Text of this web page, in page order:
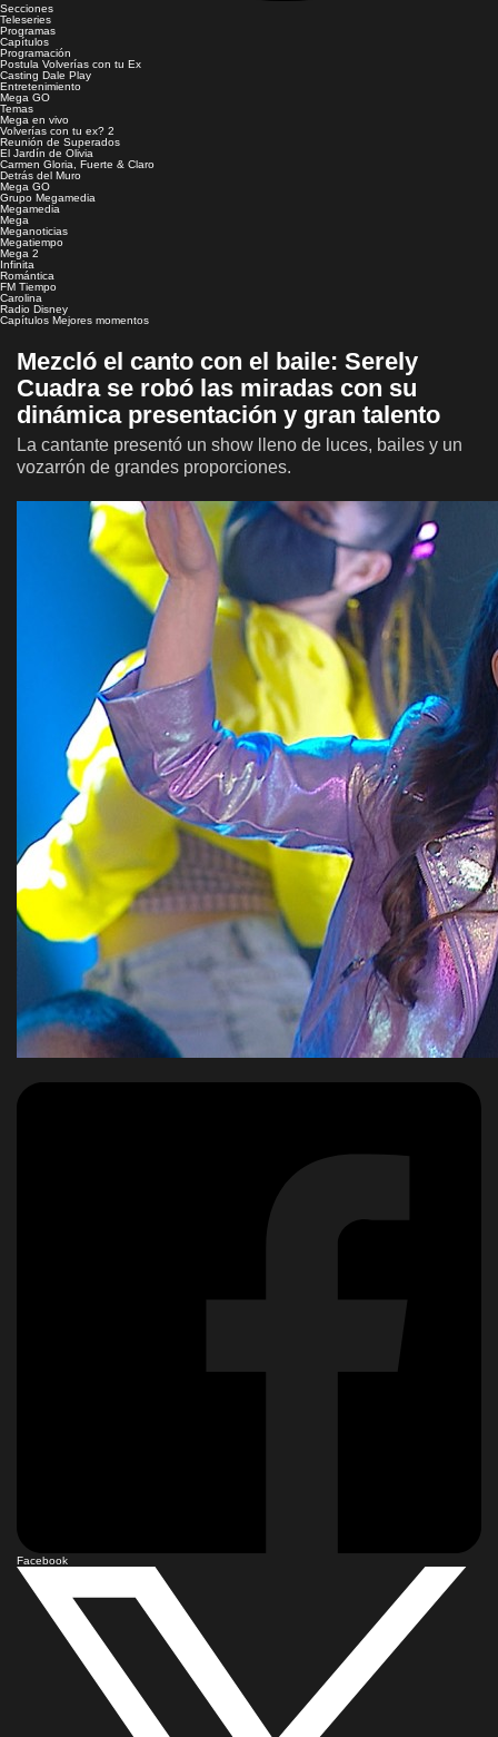
Secciones
Teleseries
Programas
Capítulos
Programación
Postula Volverías con tu Ex
Casting Dale Play
Entretenimiento
Mega GO
Temas
Mega en vivo
Volverías con tu ex? 2
Reunión de Superados
El Jardín de Olivia
Carmen Gloria, Fuerte & Claro
Detrás del Muro
Mega GO
Grupo Megamedia
Megamedia
Mega
Meganoticias
Megatiempo
Mega 2
Infinita
Romántica
FM Tiempo
Carolina
Radio Disney
Capítulos Mejores momentos
Mezcló el canto con el baile: Serely
Cuadra se robó las miradas con su
dinámica presentación y gran talento
La cantante presentó un show lleno de luces, bailes y un
vozarrón de grandes proporciones.
Facebook